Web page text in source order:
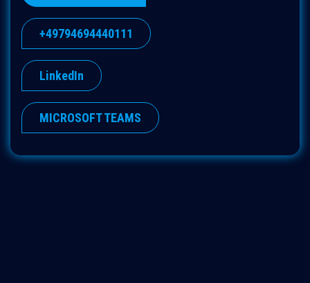
+49794694440111
LinkedIn
MICROSOFT TEAMS